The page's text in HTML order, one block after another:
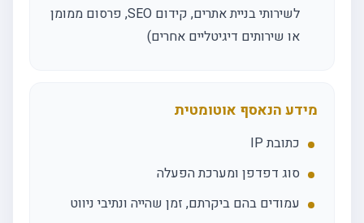
לשירותי בניית אתרים, קידום SEO, פרסום ממומן
או שירותים דיגיטליים אחרים)
מידע הנאסף אוטומטית
כתובת IP
סוג דפדפן ומערכת הפעלה
עמודים בהם ביקרתם, זמן שהייה ונתיבי ניווט